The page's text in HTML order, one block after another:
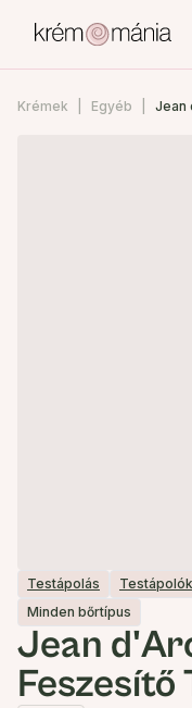
Krémek Egyéb Jean
Testápolás Testápolók
Minden bőrtípus
Jean
Feszesítő